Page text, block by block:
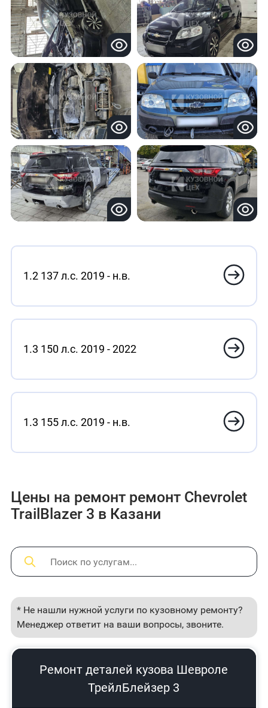
1.2 137 л.с. 2019 - н.в.
1.3 150 л.с. 2019 - 2022
1.3 155 л.с. 2019 - н.в.
Цены на ремонт ремонт Chevrolet
TrailBlazer 3 в Казани
* Не нашли нужной услуги по кузовному ремонту?
Менеджер ответит на ваши вопросы, звоните.
Ремонт деталей кузова Шевроле
ТрейлБлейзер 3